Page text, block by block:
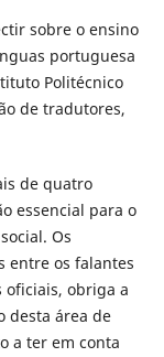
sobre o ensino
portuguesa
Politécnico
de tradutores,
de quatro
essencial para o
Os
entre os falantes
obriga a
desta área de
a ter em conta